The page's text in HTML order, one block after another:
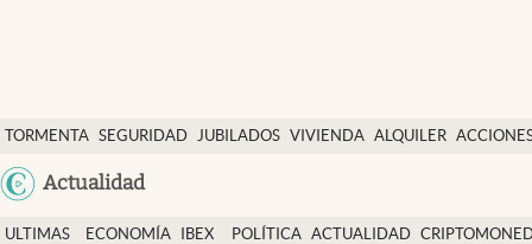
TORMENTA SEGURIDAD JUBILADOS VIVIENDA ALQUILER
Actualidad
Economía y finanzas
Política
Actualidad
ULTIMAS
ECONOMÍA
IBEX
POLÍTICA ACTUALIDAD